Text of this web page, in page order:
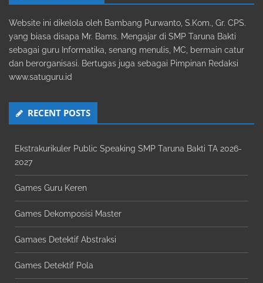
Website ini dikelola oleh Bambang Purwanto, S.Kom., Gr. CPS.
yang biasa disapa Mr. Bams. Mengajar di SMP Taruna Bakti
sebagai guru Informatika, senang menulis, MC, bermain catur
dan berorganisasi. Bertugas juga sebagai Pimpinan Redaksi
www.satuguru.id
RECENT POSTS
Ekstrakurikuler Public Speaking SMP Taruna Bakti TA 2026-
2027
Games Guru Keren
Games Dekomposisi Master
Gamaes Detektif Abstraksi
Games Detektif Pola